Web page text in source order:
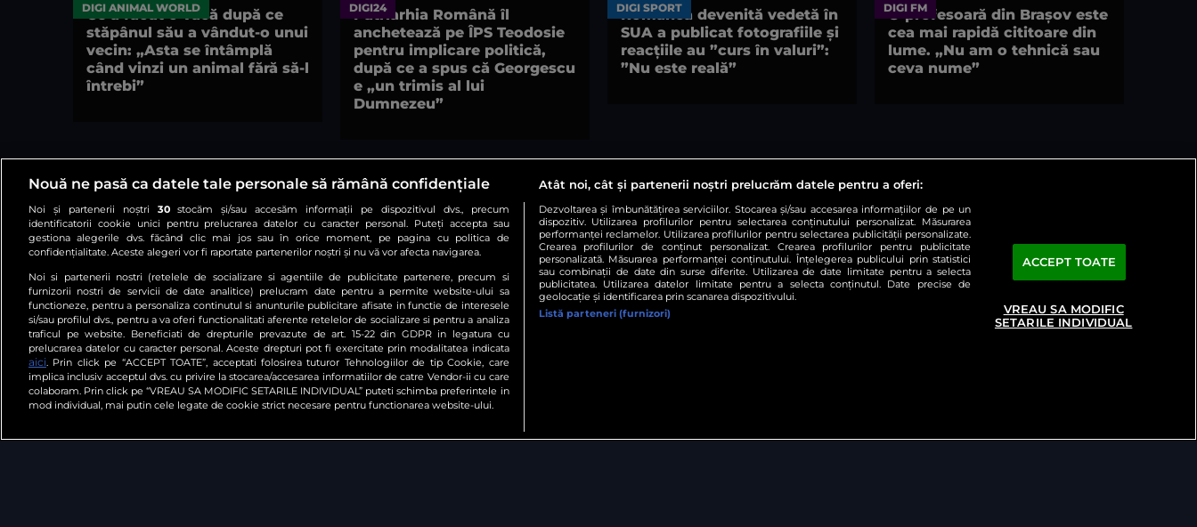
DIGI ANIMAL WORLD
Ce a făcut o vacă după ce
stăpânul său a vândut-o unui
vecin: „Asta se întâmplă
când vinzi un animal fără să-l
întrebi”
DIGI24
Patriarhia Română îl
anchetează pe ÎPS Teodosie
pentru implicare politică,
după ce a spus că Georgescu
e „un trimis al lui
Dumnezeu”
DIGI SPORT
Românca devenită vedetă în
SUA a publicat fotografiile și
reacțiile au ”curs în valuri”:
”Nu este reală”
DIGI FM
O profesoară din Brașov este
cea mai rapidă cititoare din
lume. „Nu am o tehnică sau
ceva nume”
Urmărește-ne și pe:
Copyright © 2026 / DIGI ROMANIA S.A.
Arhiva
Comunicate de presă Termeni și condiții Politica de confidențialitate
Nouă ne pasă ca datele tale personale să rămână confidențiale
Noi și partenerii noștri 30stocăm și/sau accesăm informații pe dispozitivul dvs., precum
identificatorii cookie unici pentru prelucrarea datelor cu caracter personal. Puteți accepta sau
gestiona alegerile dvs. făcând clic mai jos sau în orice moment, pe pagina cu politica de
confidențialitate. Aceste alegeri vor fi raportate partenerilor noștri și nu vă vor afecta navigarea.
Noi si partenerii nostri (retelele de socializare si agentiile de publicitate partenere, precum si
furnizorii nostri de servicii de date analitice) prelucram date pentru a permite website-ului sa
functioneze, pentru a personaliza continutul si anunturile publicitare afisate in functie de interesele
si/sau profilul dvs., pentru a va oferi functionalitati aferente retelelor de socializare si pentru a analiza
traficul pe website. Beneficiati de drepturile prevazute de art. 15-22 din GDPR in legatura cu
prelucrarea datelor cu caracter personal. Aceste drepturi pot fi exercitate prin modalitatea indicata
aici . Prin click pe “ACCEPT TOATE”, acceptati folosirea tuturor Tehnologiilor de tip Cookie, care
implica inclusiv acceptul dvs. cu privire la stocarea/accesarea informatiilor de catre Vendor-ii cu care
colaboram. Prin click pe “VREAU SA MODIFIC SETARILE INDIVIDUAL” puteti schimba preferintele in
mod individual, mai putin cele legate de cookie strict necesare pentru functionarea website-ului.
Atât noi, cât și partenerii noștri prelucrăm datele pentru a oferi:
Dezvoltarea și îmbunătățirea serviciilor. Stocarea și/sau accesarea informațiilor de pe un
dispozitiv. Utilizarea profilurilor pentru selectarea conținutului personalizat. Măsurarea
performanței reclamelor. Utilizarea profilurilor pentru selectarea publicității personalizate.
Crearea profilurilor de conținut personalizat. Crearea profilurilor pentru publicitate
personalizată. Măsurarea performanței conținutului. Înțelegerea publicului prin statistici
sau combinații de date din surse diferite. Utilizarea de date limitate pentru a selecta
publicitatea. Utilizarea datelor limitate pentru a selecta conținutul. Date precise de
geolocație și identificarea prin scanarea dispozitivului.
Listă parteneri (furnizori)
ACCEPT TOATE
VREAU SA MODIFIC
SETARILE INDIVIDUAL